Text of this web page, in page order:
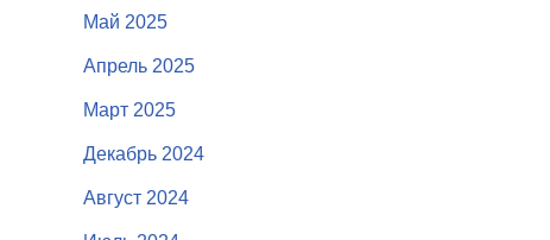
Май 2025
Апрель 2025
Март 2025
Декабрь 2024
Август 2024